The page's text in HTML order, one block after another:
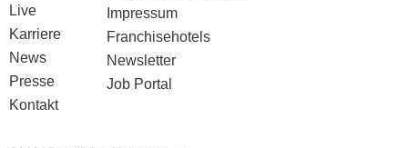
Live
Karriere
News
Presse
Kontakt
Impressum
Franchisehotels
Newsletter
Job Portal